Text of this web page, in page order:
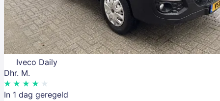
Iveco Daily
Dhr. M.
In 1 dag geregeld